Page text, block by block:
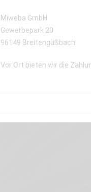
Miweba GmbH
Gewerbepark 20
96149 Breitengüßbach
Vor Ort bieten wir die